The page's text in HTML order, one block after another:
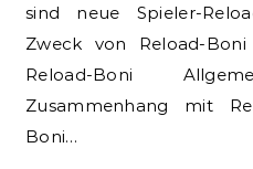
sind neue Spieler-
Zweck von Reload-
Reload-Boni
Zusammenhang mit
Boni…